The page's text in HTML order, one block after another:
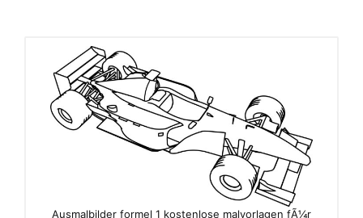
Ausmalbilder formel 1 kostenlose malvorlagen fÃ¼r